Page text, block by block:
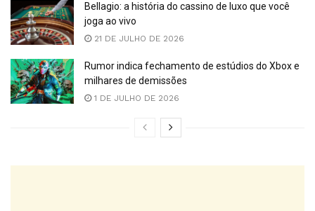
Bellagio: a história do cassino de luxo que você
joga ao vivo
21 DE JULHO DE 2026
Rumor indica fechamento de estúdios do Xbox e
milhares de demissões
1 DE JULHO DE 2026